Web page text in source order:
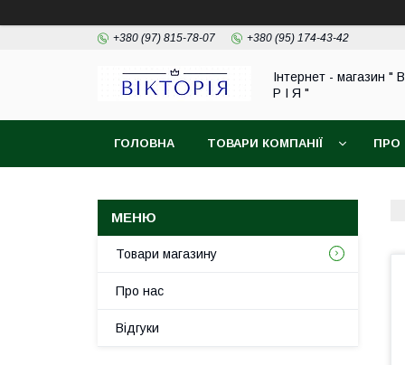
+380 (97) 815-78-07 +380 (95) 174-43-42
Інтернет - магазин "
Р І Я "
ГОЛОВНА ТОВАРИ КОМПАНІЇ ПРО
Товари магазину
Про нас
Відгуки